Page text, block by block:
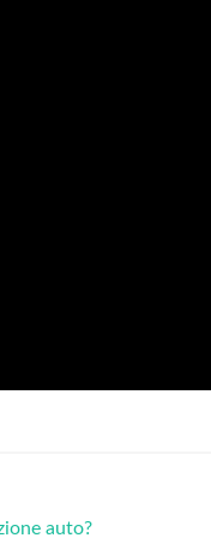
auto?